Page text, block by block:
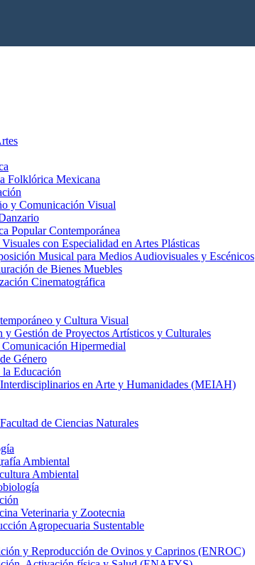
Folklórica Mexicana
y Comunicación Visual
Popular Contemporánea
con Especialidad en Artes Plásticas
Musical para Medios Audiovisuales y Escénicos
de Bienes Muebles
Cinematográfica
y Cultura Visual
y Gestión de Proyectos Artísticos y Culturales
Hipermedial
Género
Educación
en Arte y Humanidades (MEIAH)
Facultad de Ciencias Naturales
Ambiental
Ambiental
Veterinaria y Zootecnia
Agropecuaria Sustentable
y Reproducción de Ovinos y Caprinos (ENROC)